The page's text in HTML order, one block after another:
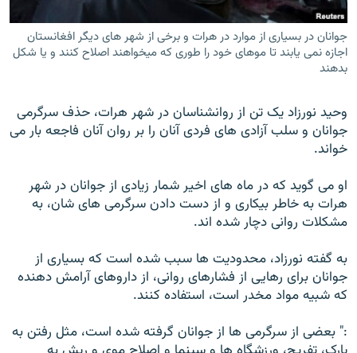
جوانان در بسیاری از موارد در هرات و برخی از شهر های دیگر افغانستان
اجازه نمی یابند تا موهای خود را طوری که میخواهند اصلاح کنند و یا شکل
بدهند
وحید نورزاد یک تن از روانشناسان در شهر هرات، حذف سرگرمی
جوانان و سلب آزادی های فردی آنان را بر روان آنان فاجعه بار می
خواند.
او می گوید که در ماه های اخیر شمار زیادی از جوانان در شهر
هرات به خاطر بیکاری و از دست دادن سرگرمی های شان، به
مشکلات روانی دچار شده اند.
به گفته نورزاد، محدودیت ها سبب شده است که بسیاری از
جوانان برای رهایی از فشارهای روانی، از داروهای آرامش دهنده
که شبیه مواد مخدر است، استفاده کنند.
:" بعضی از سرگرمی ها از جوانان گرفته شده است، مثل رفتن به